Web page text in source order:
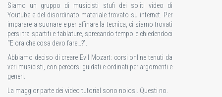
Siamo un gruppo di musicisti stufi dei soliti video di
Youtube e del disordinato materiale trovato su internet. Per
imparare a suonare e per affinare la tecnica, ci siamo trovati
persi tra spartiti e tablature, sprecando tempo e chiedendoci
“E ora che cosa devo fare…?”.
Abbiamo deciso di creare Evil Mozart: corsi online tenuti da
veri musicisti, con percorsi guidati e ordinati per argomenti e
generi.
La maggior parte dei video tutorial sono noiosi. Questi no.